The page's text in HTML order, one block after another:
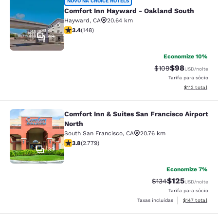
Comfort Inn Hayward - Oakland
19
Comfort Inn Hayward - Oakland South
Hayward, CA
20.64 km
classificação 3.41 estrelas. Bom. 148 avaliações
3.4(148)
Economize 10%
Tarifa anterior
$109Tarifa com
$98USD/noite
Tarifa para sócio
Exibir
$112 total
Comfort Inn & Suites San
35
Comfort Inn & Suites San Francisco Airport
North
South San Francisco, CA
20.76 km
classificação 3.77 estrelas. Bom. 2779 avaliações
3.8(2.779)
Economize 7%
Tarifa anterior
$134Tarifa com
$125USD/noite
Tarifa para sócio
Taxas incluídas
Exibir
$147 total